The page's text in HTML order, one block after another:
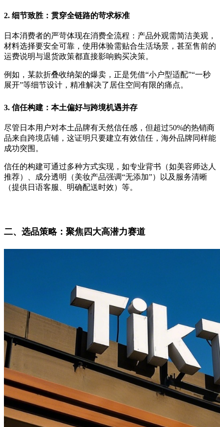
2. 细节致胜：贯穿全链路的苛求标准
日本消费者的严苛体现在消费全流程：产品外观需简洁美观，
材料选择要安全可靠，使用体验需贴合生活场景，甚至售前的
运费说明与退货政策都直接影响购买决策。
例如，某款折叠收纳架的爆卖，正是凭借“小户型适配”“一秒
展开”等细节设计，精准解决了居住空间有限的痛点。
3. 信任构建：本土偏好与跨境机遇并存
尽管日本用户对本土品牌有天然信任感，但超过50%的热销商
品来自跨境店铺，这证明只要建立有效信任，海外品牌同样能
成功突围。
信任的构建可通过多种方式实现，如专业背书（如美容师达人
推荐）、成分透明（美妆产品强调“无添加”）以及服务清晰
（提供日语客服、明确配送时效）等。
二、选品策略：聚焦四大高潜力赛道